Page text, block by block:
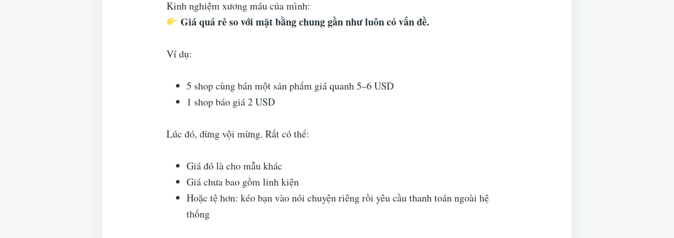
Kinh nghiệm xương máu của mình:
Giá quá rẻ so với mặt bằng chung gần như luôn có vấn đề.
Ví dụ:
5 shop cùng bán một sản phẩm giá quanh 5–6 USD
1 shop báo giá 2 USD
Lúc đó, đừng vội mừng. Rất có thể:
Giá đó là cho mẫu khác
Giá chưa bao gồm linh kiện
Hoặc tệ hơn: kéo bạn vào nói chuyện riêng rồi yêu cầu thanh toán ngoài hệ
thống